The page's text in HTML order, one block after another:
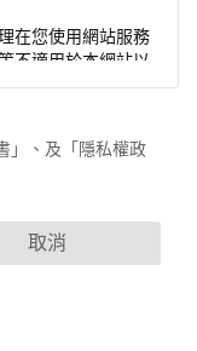
在您使用網站服務
不適用於本網站以
委託或參與管理的
服務時，我們將視
面同意，本網站不
」、及「隱私權政
取消